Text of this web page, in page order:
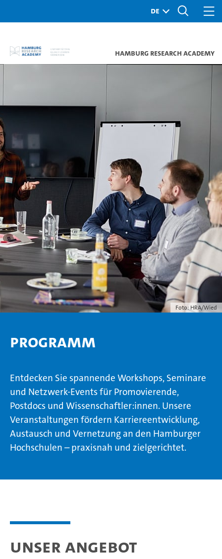
Hamburg Research Academy
Programm
Entdecken Sie spannende Workshops, Seminare
und Netzwerk-Events für Promovierende,
Postdocs und Wissenschaftler:innen. Unsere
Veranstaltungen fördern Karriereentwicklung,
Austausch und Vernetzung an den Hamburger
Hochschulen – praxisnah und zielgerichtet.
Foto: HRA/Wied
Unser Angebot